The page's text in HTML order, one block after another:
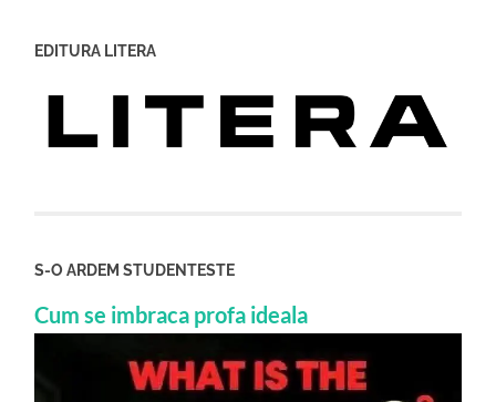
EDITURA LITERA
S-O ARDEM STUDENTESTE
Cum se imbraca profa ideala